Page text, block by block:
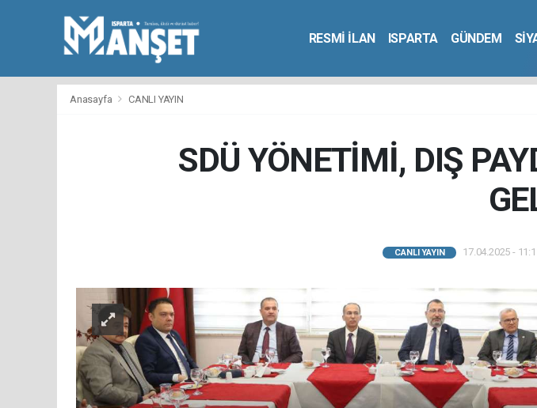
RESMİ İLAN ISPARTA GÜNDEM
Anasayfa CANLI YAYIN
SDÜ YÖNETİMİ, DIŞ
CANLI YAYIN 17.04.2025 -